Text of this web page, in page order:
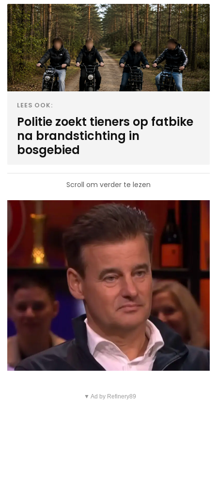
LEES OOK:
Politie zoekt tieners op fatbike
na brandstichting in
bosgebied
Scroll om verder te lezen
▼ Ad by Refinery89